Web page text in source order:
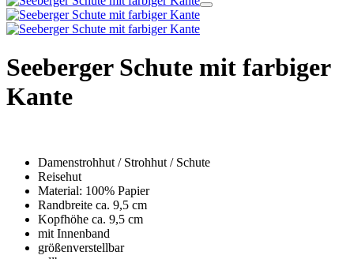
Seeberger Schute mit farbiger
Kante
Damenstrohhut / Strohhut / Schute
Reisehut
Material: 100% Papier
Randbreite ca. 9,5 cm
Kopfhöhe ca. 9,5 cm
mit Innenband
größenverstellbar